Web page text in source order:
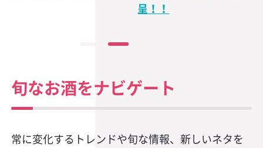
呈！！
旬なお酒をナビゲート
常に変化するトレンドや旬な情報、新しいネタを